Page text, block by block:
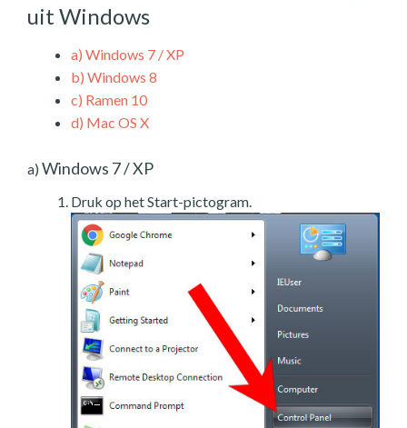
uit Windows
a) Windows 7 / XP
b) Windows 8
c) Ramen 10
d) Mac OS X
a) Windows 7 / XP
Druk op het Start-pictogram.